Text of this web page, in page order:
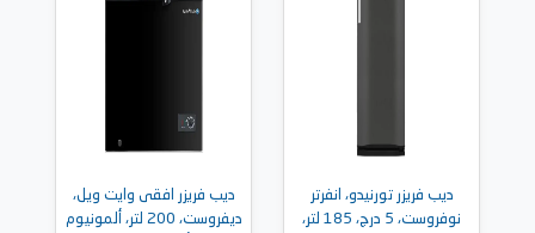
ديب فريزر تورنيدو، انفرتر
نوفروست، 5 درج، 185 لتر،
ديب فريزر افقى وايت ويل،
ديفروست، 200 لتر، ألمونيوم